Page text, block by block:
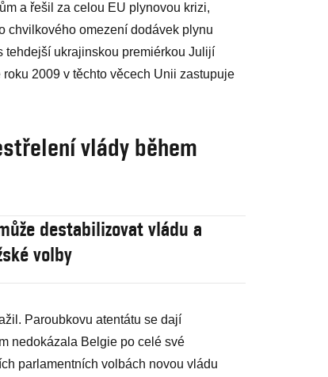
a řešil za celou EU plynovou krizi,
chvilkového omezení dodávek plynu
tehdejší ukrajinskou premiérkou Julijí
2009 v těchto věcech Unii zastupuje
vlády během
může destabilizovat vládu a
volby
Paroubkovu atentátu se dají
nedokázala Belgie po celé své
parlamentních volbách novou vládu